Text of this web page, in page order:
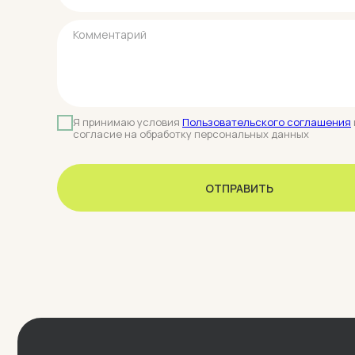
Я принимаю условия Пользовательского соглашения
согласие на обработку персональных данных
ОТПРАВИТЬ